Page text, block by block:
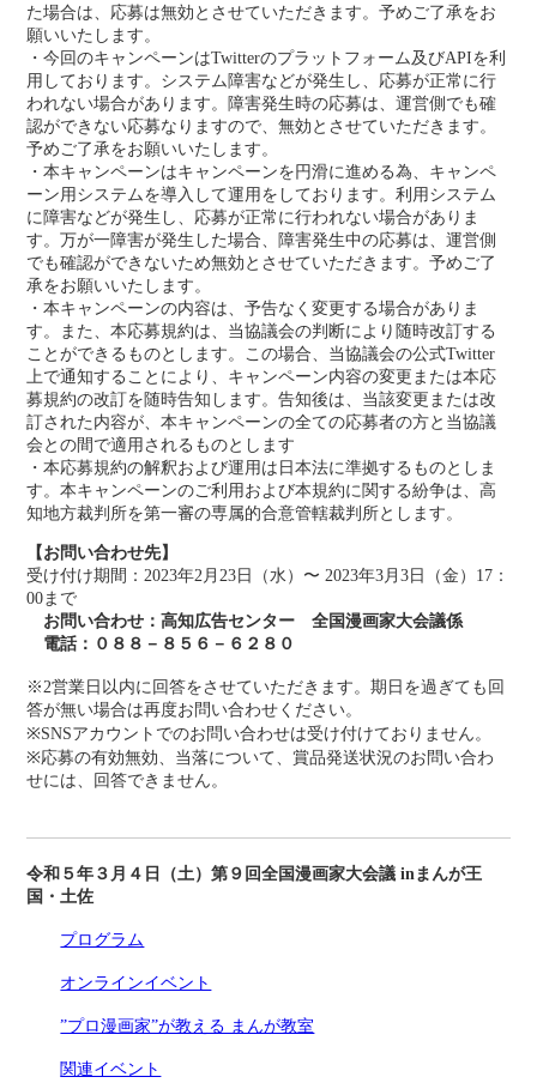
た場合は、応募は無効とさせていただきます。予めご了承をお
願いいたします。
・今回のキャンペーンはTwitterのプラットフォーム及びAPIを利
用しております。システム障害などが発生し、応募が正常に行
われない場合があります。障害発生時の応募は、運営側でも確
認ができない応募なりますので、無効とさせていただきます。
予めご了承をお願いいたします。
・本キャンペーンはキャンペーンを円滑に進める為、キャンペ
ーン用システムを導入して運用をしております。利用システム
に障害などが発生し、応募が正常に行われない場合がありま
す。万が一障害が発生した場合、障害発生中の応募は、運営側
でも確認ができないため無効とさせていただきます。予めご了
承をお願いいたします。
・本キャンペーンの内容は、予告なく変更する場合がありま
す。また、本応募規約は、当協議会の判断により随時改訂する
ことができるものとします。この場合、当協議会の公式Twitter
上で通知することにより、キャンペーン内容の変更または本応
募規約の改訂を随時告知します。告知後は、当該変更または改
訂された内容が、本キャンペーンの全ての応募者の方と当協議
会との間で適用されるものとします
・本応募規約の解釈および運用は日本法に準拠するものとしま
す。本キャンペーンのご利用および本規約に関する紛争は、高
知地方裁判所を第一審の専属的合意管轄裁判所とします。
【お問い合わせ先】
受け付け期間：2023年2月23日（水）〜 2023年3月3日（金）17：
00まで
お問い合わせ：高知広告センター 全国漫画家大会議係
電話：０８８－８５６－６２８０
※2営業日以内に回答をさせていただきます。期日を過ぎても回
答が無い場合は再度お問い合わせください。
※SNSアカウントでのお問い合わせは受け付けておりません。
※応募の有効無効、当落について、賞品発送状況のお問い合わ
せには、回答できません。
令和５年３月４日（土）第９回全国漫画家大会議 inまんが王
国・土佐
プログラム
オンラインイベント
”プロ漫画家”が教える まんが教室
関連イベント